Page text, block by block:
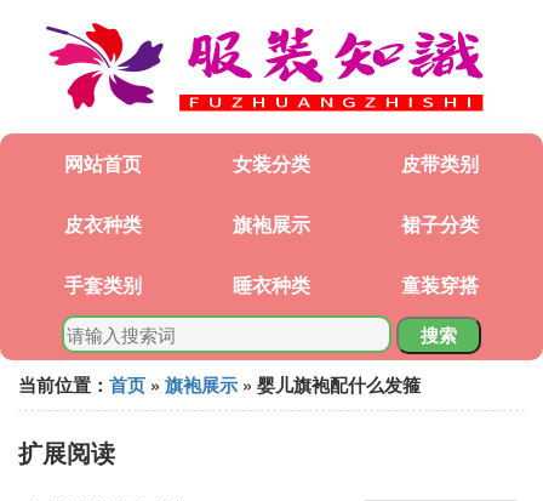
网站首页 女装分类 皮带类别
皮衣种类 旗袍展示 裙子分类
手套类别 睡衣种类 童装穿搭
搜索
当前位置： 首页 » 旗袍展示 » 婴儿旗袍配什么发箍
扩展阅读